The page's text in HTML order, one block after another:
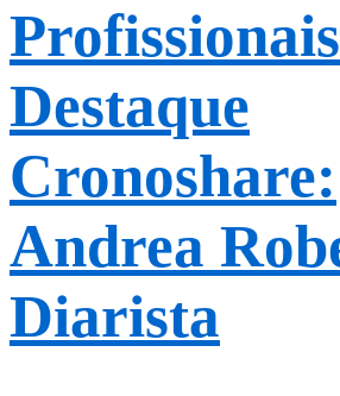
Destaque
Cronoshare:
Andrea
Diarista